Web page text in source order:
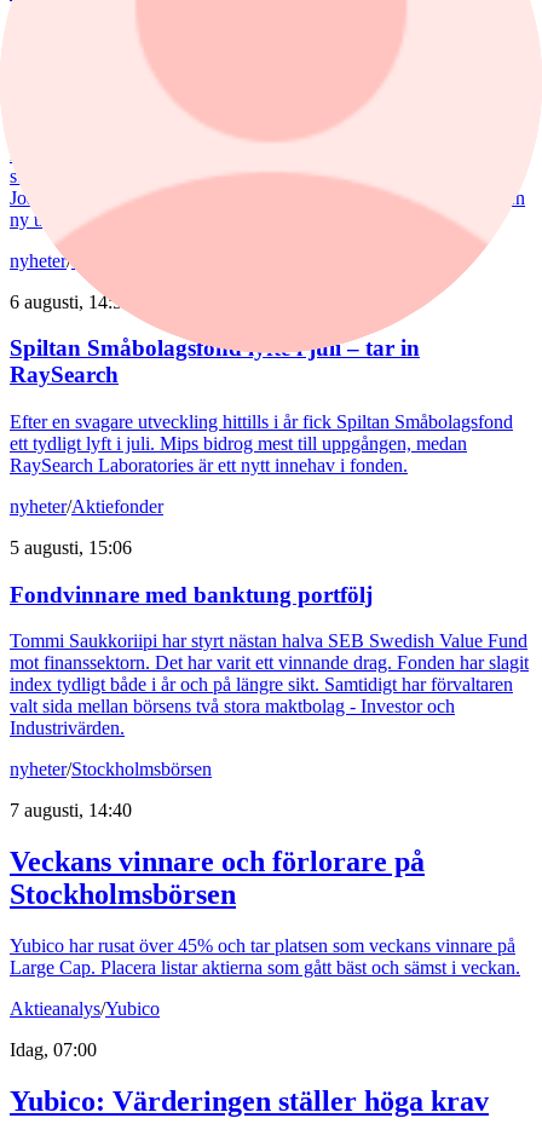
Försvarsförvaltarna spår ny tillväxtfas: ”Goda
förutsättningar”
De europeiska försvarsbolagen visar rekordstora orderböcker,
stigande omsättning och förbättrade marginaler. Enligt förvaltarna
Joakim Agerback och Shayan Heidari går nu försvarssektorn in i en
ny tillväxtfas.
nyheter/
6 augusti, 14:51
Spiltan Småbolagsfond lyfte i juli – tar in
RaySearch
Efter en svagare utveckling hittills i år fick Spiltan Småbolagsfond
ett tydligt lyft i juli. Mips bidrog mest till uppgången, medan
RaySearch Laboratories är ett nytt innehav i fonden.
nyheter/Aktiefonder
5 augusti, 15:06
Fondvinnare med banktung portfölj
Tommi Saukkoriipi har styrt nästan halva SEB Swedish Value Fund
mot finanssektorn. Det har varit ett vinnande drag. Fonden har slagit
index tydligt både i år och på längre sikt. Samtidigt har förvaltaren
valt sida mellan börsens två stora maktbolag - Investor och
Industrivärden.
nyheter/Stockholmsbörsen
7 augusti, 14:40
Veckans vinnare och förlorare på
Stockholmsbörsen
Yubico har rusat över 45% och tar platsen som veckans vinnare på
Large Cap. Placera listar aktierna som gått bäst och sämst i veckan.
Aktieanalys/Yubico
Idag, 07:00
Yubico: Värderingen ställer höga krav